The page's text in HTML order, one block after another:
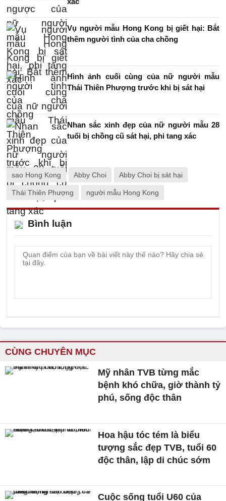
Vụ người mẫu Hong Kong bị giết hại: Bắt
thêm người tình của cha chồng
Hình ảnh cuối cùng của nữ người mẫu
Thái Thiên Phượng trước khi bị sát hại
Nhan sắc xinh đẹp của nữ người mẫu 28
tuổi bị chồng cũ sát hại, phi tang xác
sao Hong Kong Abby Choi Abby Choi bị sát hại
Thái Thiên Phượng người mẫu Hong Kong
Bình luận
CÙNG CHUYÊN MỤC
Mỹ nhân TVB từng mắc
bệnh khó chữa, giờ thành tỷ
phú, sống độc thân
Hoa hậu tóc tém là biểu
tượng sắc đẹp TVB, tuổi 60
độc thân, lập di chúc sớm
Cuộc sống tuổi U60 của